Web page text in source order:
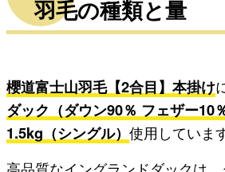
羽毛の種類と量
櫻道富士山羽毛【2合目】本掛け
ダック（ダウン90％ フェザー10
1.5kg（シングル）使用していま